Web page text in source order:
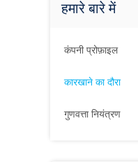
हमारे बारे में
कंपनी प्रोफ़ाइल
कारखाने का दौरा
गुणवत्ता नियंत्रण